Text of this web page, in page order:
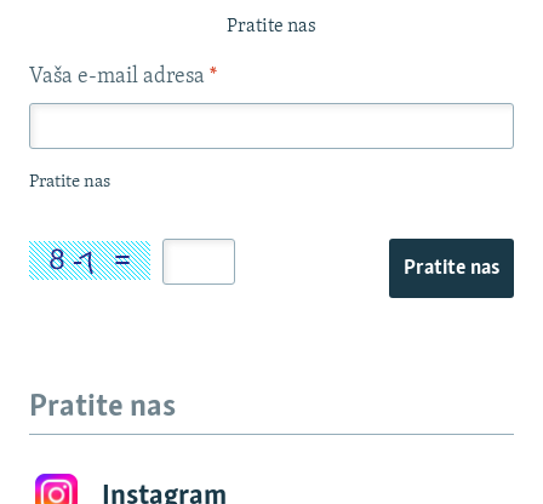
Pratite nas
Vaša e-mail adresa *
Pratite nas
Pratite nas
Pratite nas
Instagram